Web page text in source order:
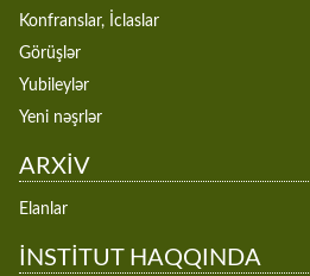
Konfranslar, İclaslar
Görüşlər
Yubileylər
Yeni nəşrlər
ARXİV
Elanlar
İNSTİTUT HAQQINDA